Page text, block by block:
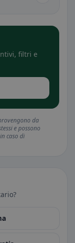
filtri e
da
e possono
caso di